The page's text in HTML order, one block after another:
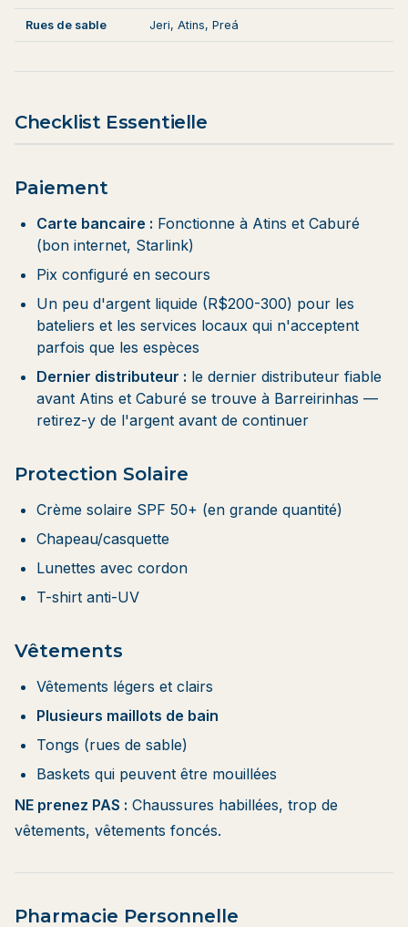
Rues de sable Jeri, Atins, Preá
Checklist Essentielle
Paiement
Carte bancaire : Fonctionne à Atins et Caburé
(bon internet, Starlink)
Pix configuré en secours
Un peu d'argent liquide (R$200-300) pour les
bateliers et les services locaux qui n'acceptent
parfois que les espèces
Dernier distributeur : le dernier distributeur fiable
avant Atins et Caburé se trouve à Barreirinhas —
retirez-y de l'argent avant de continuer
Protection Solaire
Crème solaire SPF 50+ (en grande quantité)
Chapeau/casquette
Lunettes avec cordon
T-shirt anti-UV
Vêtements
Vêtements légers et clairs
Plusieurs maillots de bain
Tongs (rues de sable)
Baskets qui peuvent être mouillées
NE prenez PAS : Chaussures habillées, trop de
vêtements, vêtements foncés.
Pharmacie Personnelle